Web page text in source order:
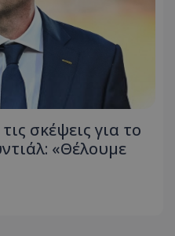
σκέψεις για το
«Θέλουμε